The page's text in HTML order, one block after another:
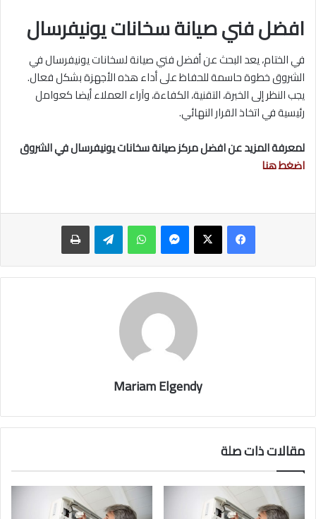
افضل فني صيانة سخانات يونيفرسال
في الختام، يعد البحث عن أفضل فني صيانة لسخانات يونيفرسال في
الشروق خطوة حاسمة للحفاظ على أداء هذه الأجهزة بشكل فعال.
يجب النظر إلى الخبرة، التقنية، الكفاءة، وآراء العملاء أيضا كعوامل
رئيسية في اتخاذ القرار النهائي.
لمعرفة المزيد عن افضل مركز صيانة سخانات يونيفرسال في الشروق
اضغط هنا
ماسنجر واتساب تيلقرام طباعة
Mariam Elgendy
مقالات ذات صلة